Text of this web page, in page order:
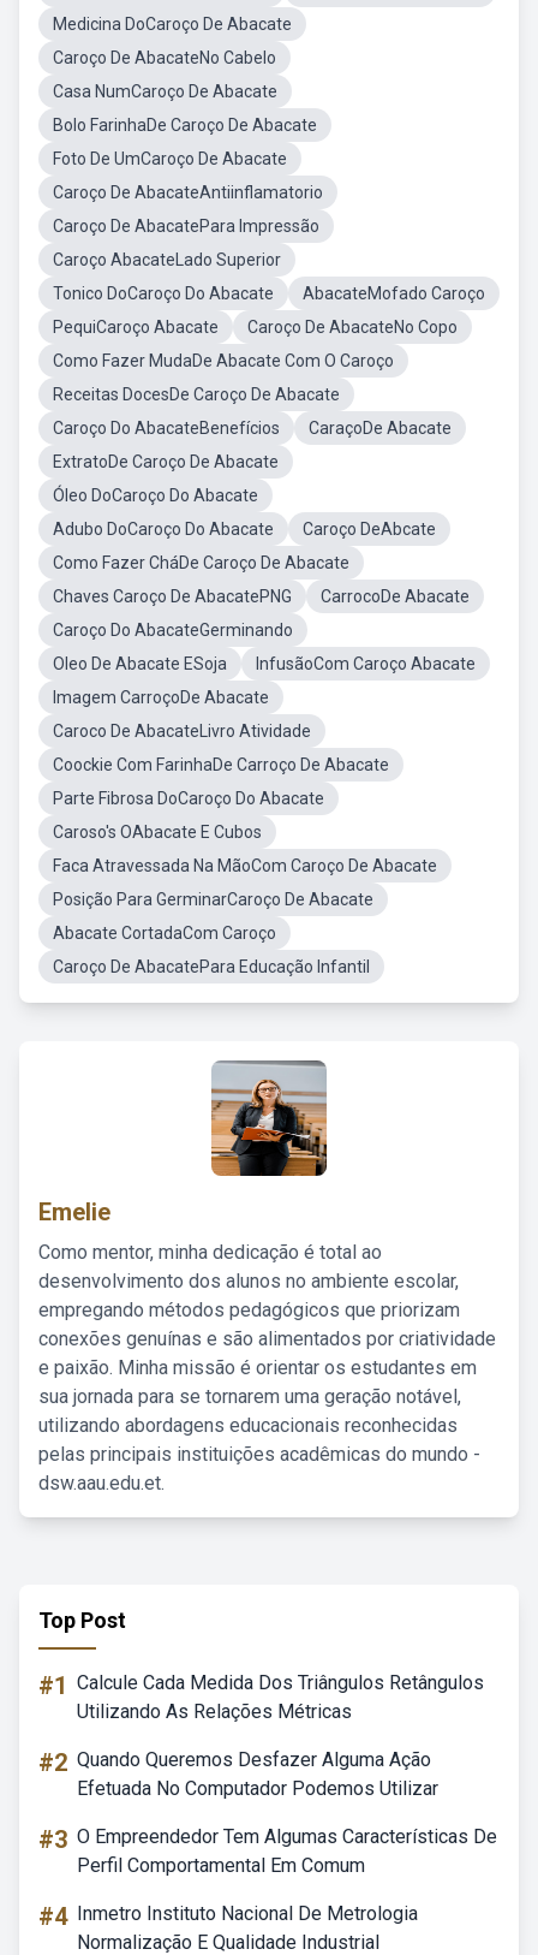
Medicina DoCaroço De Abacate
Caroço De AbacateNo Cabelo
Casa NumCaroço De Abacate
Bolo FarinhaDe Caroço De Abacate
Foto De UmCaroço De Abacate
Caroço De AbacateAntiinflamatorio
Caroço De AbacatePara Impressão
Caroço AbacateLado Superior
Tonico DoCaroço Do Abacate
AbacateMofado Caroço
PequiCaroço Abacate
Caroço De AbacateNo Copo
Como Fazer MudaDe Abacate Com O Caroço
Receitas DocesDe Caroço De Abacate
Caroço Do AbacateBenefícios
CaraçoDe Abacate
ExtratoDe Caroço De Abacate
Óleo DoCaroço Do Abacate
Adubo DoCaroço Do Abacate
Caroço DeAbcate
Como Fazer CháDe Caroço De Abacate
Chaves Caroço De AbacatePNG
CarrocoDe Abacate
Caroço Do AbacateGerminando
Oleo De Abacate ESoja
InfusãoCom Caroço Abacate
Imagem CarroçoDe Abacate
Caroco De AbacateLivro Atividade
Coockie Com FarinhaDe Carroço De Abacate
Parte Fibrosa DoCaroço Do Abacate
Caroso's OAbacate E Cubos
Faca Atravessada Na MãoCom Caroço De Abacate
Posição Para GerminarCaroço De Abacate
Abacate CortadaCom Caroço
Caroço De AbacatePara Educação Infantil
Emelie
Como mentor, minha dedicação é total ao
desenvolvimento dos alunos no ambiente escolar,
empregando métodos pedagógicos que priorizam
conexões genuínas e são alimentados por criatividade
e paixão. Minha missão é orientar os estudantes em
sua jornada para se tornarem uma geração notável,
utilizando abordagens educacionais reconhecidas
pelas principais instituições acadêmicas do mundo -
dsw.aau.edu.et.
Top Post
#1 Calcule Cada Medida Dos Triângulos Retângulos
Utilizando As Relações Métricas
#2 Quando Queremos Desfazer Alguma Ação
Efetuada No Computador Podemos Utilizar
#3 O Empreendedor Tem Algumas Características De
Perfil Comportamental Em Comum
#4 Inmetro Instituto Nacional De Metrologia
Normalização E Qualidade Industrial